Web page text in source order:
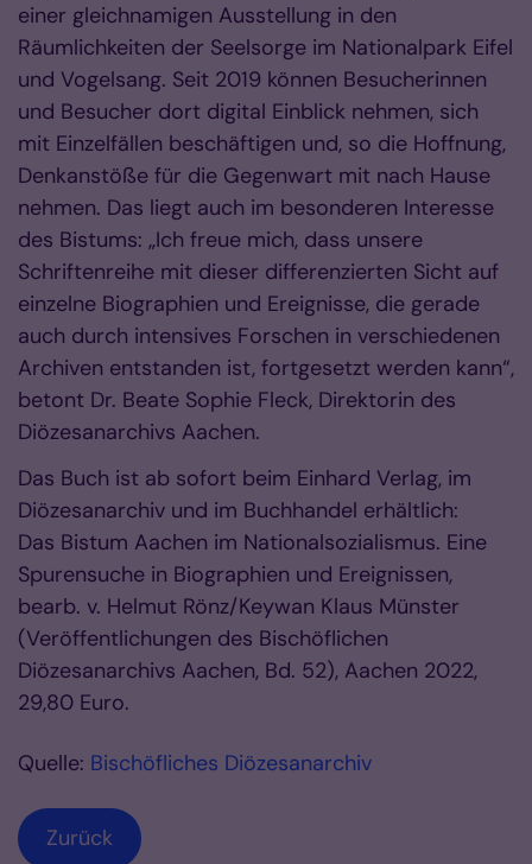
einer gleichnamigen Ausstellung in den
Räumlichkeiten der Seelsorge im Nationalpark Eifel
und Vogelsang. Seit 2019 können Besucherinnen
und Besucher dort digital Einblick nehmen, sich
mit Einzelfällen beschäftigen und, so die Hoffnung,
Denkanstöße für die Gegenwart mit nach Hause
nehmen. Das liegt auch im besonderen Interesse
des Bistums: „Ich freue mich, dass unsere
Schriftenreihe mit dieser differenzierten Sicht auf
einzelne Biographien und Ereignisse, die gerade
auch durch intensives Forschen in verschiedenen
Archiven entstanden ist, fortgesetzt werden kann“,
betont Dr. Beate Sophie Fleck, Direktorin des
Diözesanarchivs Aachen.
Das Buch ist ab sofort beim Einhard Verlag, im
Diözesanarchiv und im Buchhandel erhältlich:
Das Bistum Aachen im Nationalsozialismus. Eine
Spurensuche in Biographien und Ereignissen,
bearb. v. Helmut Rönz/Keywan Klaus Münster
(Veröffentlichungen des Bischöflichen
Diözesanarchivs Aachen, Bd. 52), Aachen 2022,
29,80 Euro.
Quelle: Bischöfliches Diözesanarchiv
Zurück